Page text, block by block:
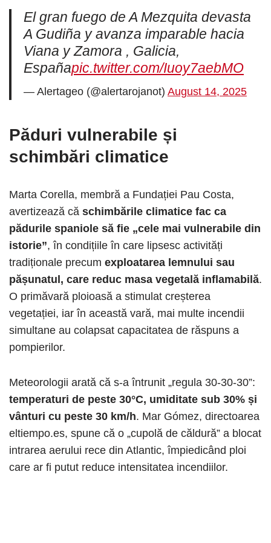
El gran fuego de A Mezquita devasta
A Gudiña y avanza imparable hacia
Viana y Zamora , Galicia,
Españapic.twitter.com/Iuoy7aebMO
— Alertageo (@alertarojanot) August 14, 2025
Păduri vulnerabile și
schimbări climatice
Marta Corella, membră a Fundației Pau Costa,
avertizează că schimbările climatice fac ca
pădurile spaniole să fie „cele mai vulnerabile din
istorie”, în condițiile în care lipsesc activități
tradiționale precum exploatarea lemnului sau
pășunatul, care reduc masa vegetală inflamabilă.
O primăvară ploioasă a stimulat creșterea
vegetației, iar în această vară, mai multe incendii
simultane au colapsat capacitatea de răspuns a
pompierilor.
Meteorologii arată că s-a întrunit „regula 30-30-30”:
temperaturi de peste 30°C, umiditate sub 30% și
vânturi cu peste 30 km/h. Mar Gómez, directoarea
eltiempo.es, spune că o „cupolă de căldură” a blocat
intrarea aerului rece din Atlantic, împiedicând ploi
care ar fi putut reduce intensitatea incendiilor.